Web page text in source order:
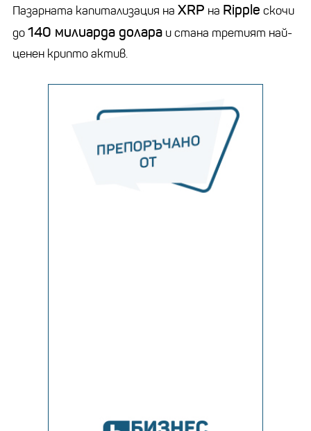
Пазарната капитализация на XRP на Ripple скочи
до140 милиарда долара и стана третият най-
ценен крипто актив.